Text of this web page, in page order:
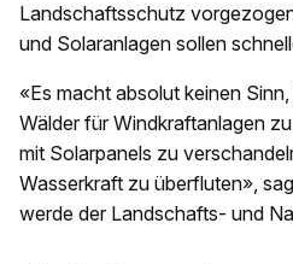
Landschaftsschutz
und Solaranlagen sollen
«Es macht absolut keinen
Wälder für Windkraftanlagen
mit Solarpanels zu
Wasserkraft zu überfluten»,
werde der Landschafts- und